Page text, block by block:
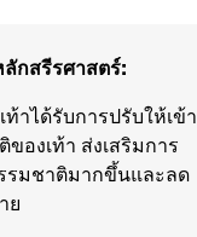
กสรีรศาสตร์:
าได้รับการปรับให้เข้า
องเท้า ส่งเสริมการ
รมชาติมากขึ้นและลด
ย